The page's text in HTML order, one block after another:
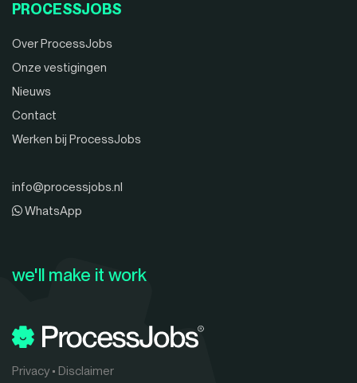
PROCESSJOBS
Over ProcessJobs
Onze vestigingen
Nieuws
Contact
Werken bij ProcessJobs
info@processjobs.nl
WhatsApp
Privacy• Disclaimer
we'll make it work